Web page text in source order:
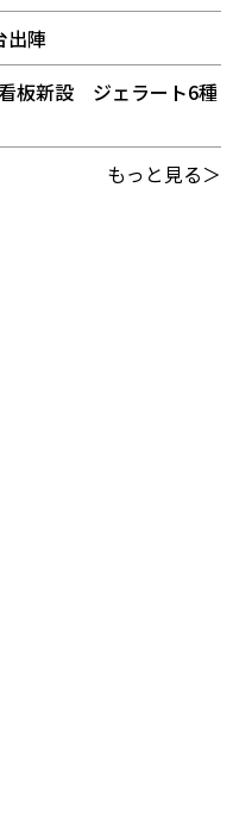
出陣
板新設 ジェラート6種
もっと見る＞